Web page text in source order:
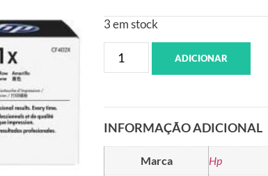
3 em stock
ADICIONAR
INFORMAÇÃO ADICIONAL
Marca Hp